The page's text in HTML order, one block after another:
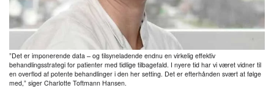
”Det er imponerende data – og tilsyneladende endnu en virkelig effektiv
behandlingsstrategi for patienter med tidlige tilbagefald. I nyere tid har vi været vidner til
en overflod af potente behandlinger i den her setting. Det er efterhånden svært at følge
med,” siger Charlotte Toftmann Hansen.